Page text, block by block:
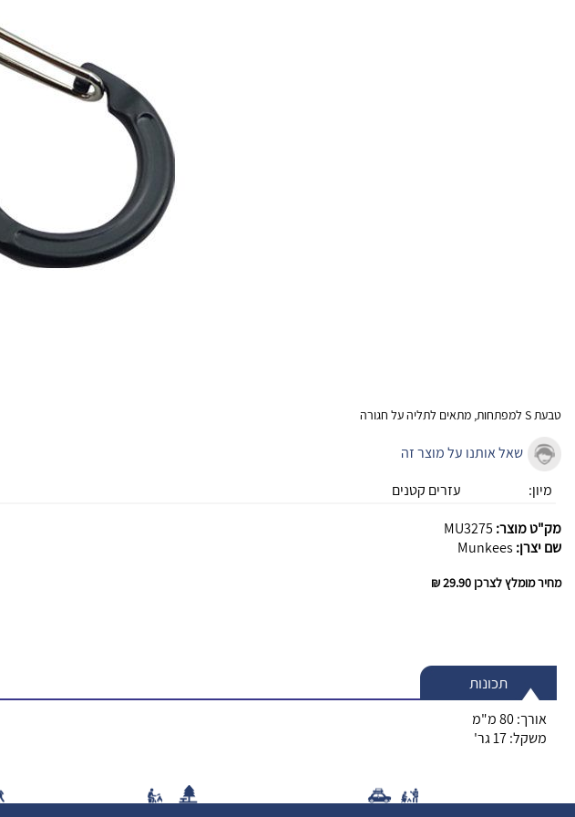
טבעת S למפתחות, מתאים לתליה על חגורה
שאל אותנו על מוצר זה
מיון:
עזרים קטנים
מק"ט מוצר: MU3275
שם יצרן: Munkees
מחיר מומלץ לצרכן 29.90 ₪
תכונות
אורך: 80 מ"מ
משקל: 17 גר'